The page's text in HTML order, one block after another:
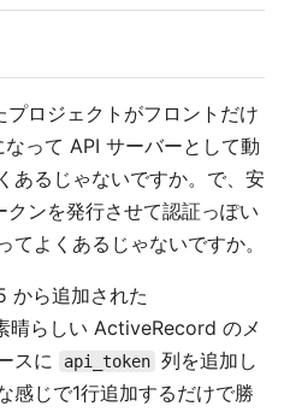
ロジェクトがフロントだけ
って API サーバーとして動
あるじゃないですか。で、安
ンを発行させて認証っぽい
よくあるじゃないですか。
から追加された
晴らしい ActiveRecord のメ
スに
api_token 列を追加し
感じで1行追加するだけで勝